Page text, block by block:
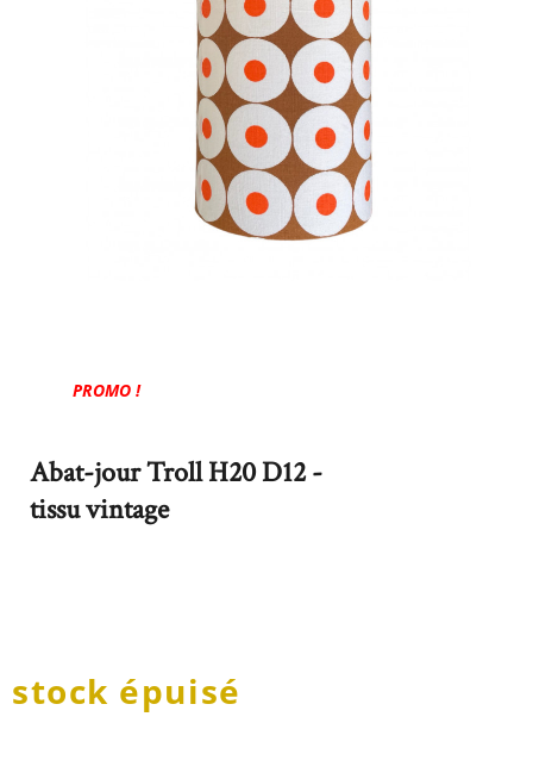
PROMO !
Abat-jour Troll H20 D12 -
tissu vintage
stock épuisé